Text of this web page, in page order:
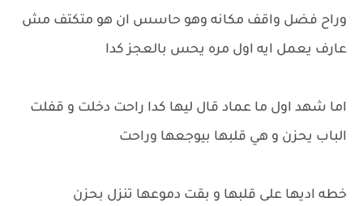
وراح فضل واقف مكانه وهو حاسس ان هو متكتف مش
عارف يعمل ايه اول مره يحس بالعجز كدا
اما شهد اول ما عماد قال ليها كدا راحت دخلت و قفلت
الباب يحزن و هي قلبها بيوجعها وراحت
خطه اديها على قلبها و بقت دموعها تنزل بحزن